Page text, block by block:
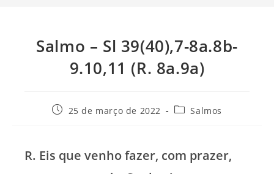
Salmo – Sl 39(40),7-8a.8b-
9.10,11 (R. 8a.9a)
Post25 de março de 2022
Categoria
Salmos
R. Eis que venho fazer, com prazer,